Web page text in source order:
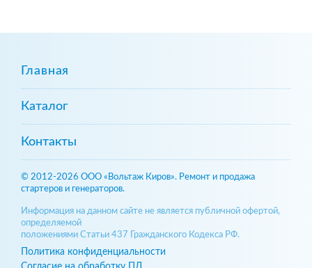
Главная
Каталог
Контакты
© 2012-2026 ООО «Вольтаж Киров». Ремонт и продажа
стартеров и генераторов.
Информация на данном сайте не является публичной офертой,
определяемой
положениями Статьи 437 Гражданского Кодекса РФ.
Политика конфиденциальности